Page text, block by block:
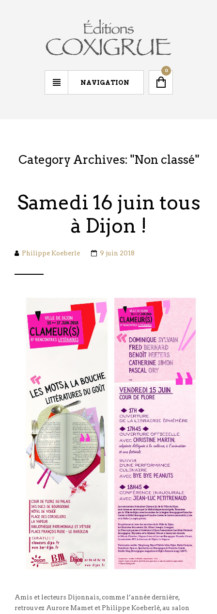
NAVIGATION
0
Category Archives: "Non classé"
Samedi 16 juin tous
à Dijon !
Philippe Koeberle 9 juin 2018
Amis et lecteurs Dijonnais, comme l’année dernière,
retrouvez Aurore Mamet et Philippe Koeberlé, au salon